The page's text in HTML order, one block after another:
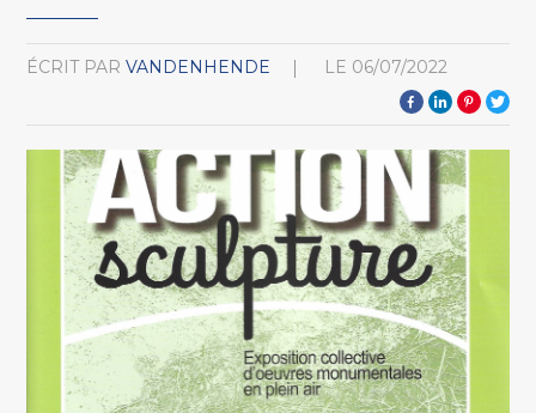
ÉCRIT PAR VANDENHENDE LE 06/07/2022